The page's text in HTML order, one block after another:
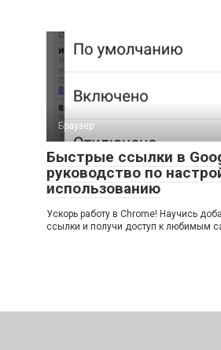
Браузер
Быстрые ссылки в
руководство по
использованию
Ускорь работу в Chrome! Научись
ссылки и получи доступ к любимым